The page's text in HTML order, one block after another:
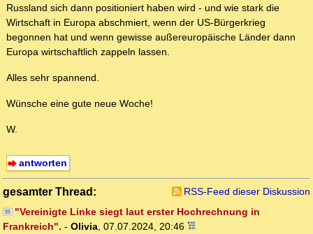
Russland sich dann positioniert haben wird - und wie stark die
Wirtschaft in Europa abschmiert, wenn der US-Bürgerkrieg
begonnen hat und wenn gewisse außereuropäische Länder dann
Europa wirtschaftlich zappeln lassen.
Alles sehr spannend.
Wünsche eine gute neue Woche!
W.
antworten
gesamter Thread:
RSS-Feed dieser Diskussion
"Vereinigte Linke siegt laut erster Hochrechnung in
Frankreich". - Olivia, 07.07.2024, 20:46